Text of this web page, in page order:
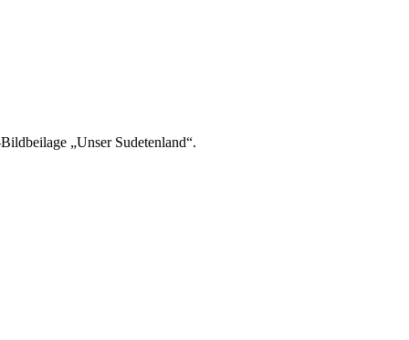
„Unser Sudetenland“.